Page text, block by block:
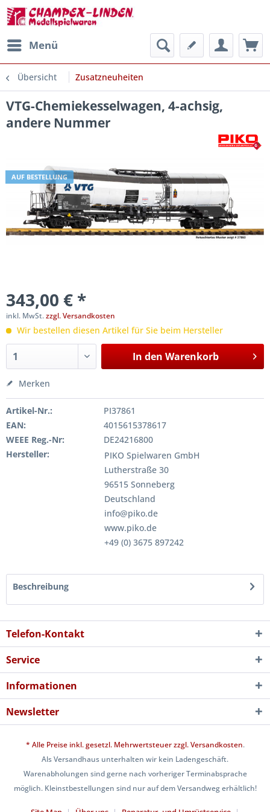
Menü
Übersicht Zusatzneuheiten
VTG-Chemiekesselwagen, 4-achsig,
andere Nummer
AUF BESTELLUNG
343,00 € *
inkl. MwSt.zzgl. Versandkosten
Wir bestellen diesen Artikel für Sie beim Hersteller
In den Warenkorb
Merken
Artikel-Nr.:
PI37861
EAN:
4015615378617
WEEE Reg.-Nr:
DE24216800
Hersteller:
PIKO Spielwaren GmbH
Lutherstraße 30
96515 Sonneberg
Deutschland
info@piko.de
www.piko.de
+49 (0) 3675 897242
Beschreibung
Telefon-Kontakt
Service
Informationen
Newsletter
* Alle Preise inkl. gesetzl. Mehrwertsteuer zzgl.Versandkosten.
Als Versandhaus unterhalten wir kein Ladengeschäft.
Warenabholungen sind gerne nach vorheriger Terminabsprache
möglich. Kleinstbestellungen sind nur auf dem Versandweg erhältlich!